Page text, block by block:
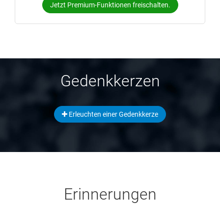
Jetzt Premium-Funktionen freischalten.
Gedenkkerzen
Erleuchten einer Gedenkkerze
Erinnerungen